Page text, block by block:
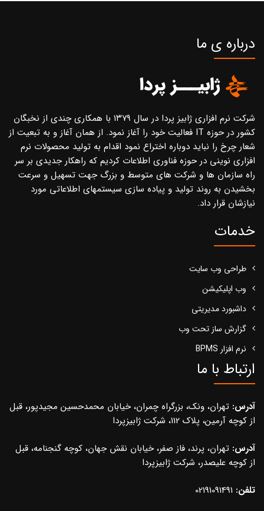
درباره ی ما
شرکت نرم افزاری ژابیز پردا در سال ۱۳۷۹ با همکاری چندی از نخبگان
کشور در حوزه IT فعالیت خود را آغاز نمود. از همان آغاز و به تبعیت از
شعار چرخ را نباید دوباره اختراع نمود اقدام به تولید محصولات نرم
افزاری نوینی در حوزه فناوری اطلاعات کردیم که راهکار جدیدی بر سر
راه سازمان ها و شرکت های متوسط و بزرگ جهت تسهیل و سرعت
بخشیدن به روند تولید و پیاده سازی سیستمهای اطلاعاتی مورد
نیازشان قرار داد.
خدمات
طراحی وب سایت
وب اپلیکیشن
داشبورد مدیریتی
گزارش ساز تحت وب
نرم افزار BPMS
ارتباط با ما
آدرس: تهران، ونک، بزرگراه چمران، خیابان محمدحسین مجیدپور، قبل
از کوچه آرمین، پلاک 112، شرکت ژابیزپردا
آدرس: تهران، پرند، فاز صفر، خیابان نقش جهان، کوچه گنجنامه، قبل
از کوچه علیصدر، شرکت ژابیزپردا
تلفن: 02191091491